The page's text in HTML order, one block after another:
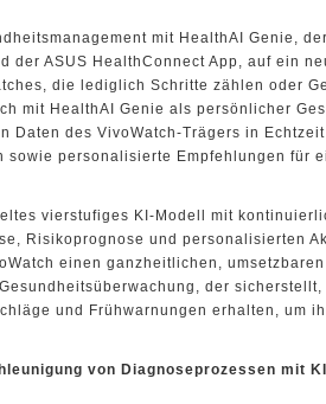
mit HealthAI Genie,
der ASUS HealthConnect App, auf ein
die lediglich Schritte zählen oder
mit HealthAI Genie als persönlicher
Daten des VivoWatch-Trägers in
sowie personalisierte Empfehlungen für
vierstufiges KI-Modell mit
Risikoprognose und personalisierten
einen ganzheitlichen, umsetzbaren
der sicherstellt,
und Frühwarnungen erhalten, um
von Diagnoseprozessen mit